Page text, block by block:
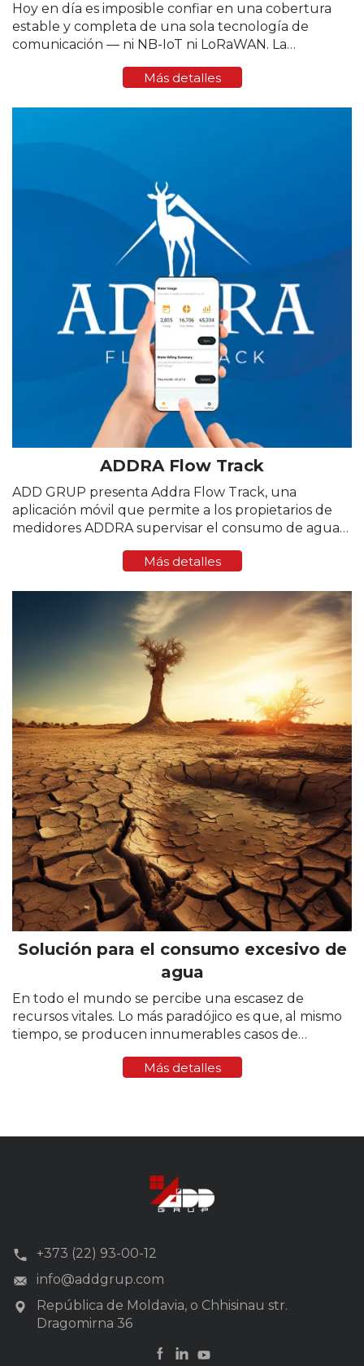
Hoy en día es imposible confiar en una cobertura
estable y completa de una sola tecnología de
comunicación — ni NB-IoT ni LoRaWAN. La
otra y, a veces, incluso dentro...
Más detalles
ADDRA Flow Track
ADD GRUP presenta Addra Flow Track, una
aplicación móvil que permite a los propietarios de
medidores ADDRA supervisar el consumo de agua
seguimiento transparente, estadísticas instantáneas
Más detalles
Solución para el consumo excesivo de
agua
En todo el mundo se percibe una escasez de
recursos vitales. Lo más paradójico es que, al mismo
tiempo, se producen innumerables casos de
de este recurso y de robos de la...
Más detalles
+373 (22) 93-00-12
info@addgrup.com
República de Moldavia, o Chhisinau str.
Dragomirna 36